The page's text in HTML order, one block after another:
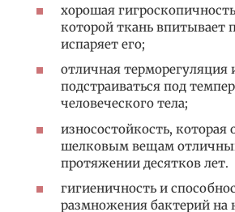
хорошая
которой ткань впитывает
испаряет его;
отличная терморегуляция
подстраиваться под
человеческого тела;
износостойкость, которая
шелковым вещам
протяжении десятков лет.
гигиеничность и
размножения бактерий на